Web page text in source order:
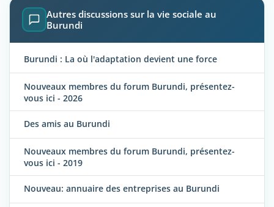
Autres discussions sur la vie sociale au
Burundi
Burundi : La où l'adaptation devient une force
Nouveaux membres du forum Burundi, présentez-
vous ici - 2026
Des amis au Burundi
Nouveaux membres du forum Burundi, présentez-
vous ici - 2019
Nouveau: annuaire des entreprises au Burundi